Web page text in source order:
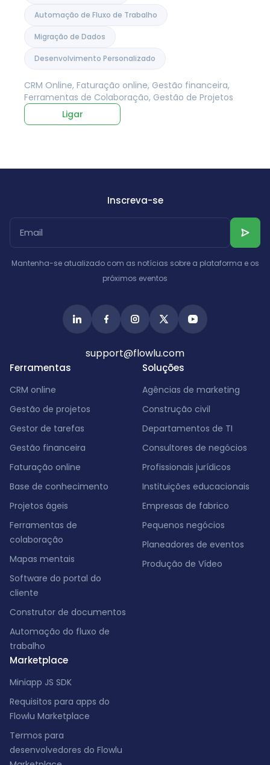
Automação de Fluxo de Trabalho
Migração de Dados
Desenvolvimento Personalizado
CRM Online, Faturação online, Gestão financeira,
Ferramentas de Colaboração, Gestão de Projetos
Ligar
Ferramentas
CRM online
Gestão de projetos
Gestor de tarefas
Gestão financeira
Faturação online
Base de conhecimento
Projetos ágeis
Ferramentas de
colaboração
Mapas mentais
Software do portal do
cliente
Construtor de documentos
Automação do fluxo de
trabalho
Marketplace
Miniapp JS SDK
Requisitos para apps do
Flowlu Marketplace
Termos para
desenvolvedores do Flowlu
Soluções
Agências de marketing
Construção civil
Departamentos de TI
Consultores de negócios
Profissionais jurídicos
Instituições educacionais
Empresas de fabrico
Pequenos negócios
Planeadores de eventos
Produção de Vídeo
Inscreva-se
Mantenha-se atualizado com as notícias sobre a plataforma e os
próximos eventos
support@flowlu.com